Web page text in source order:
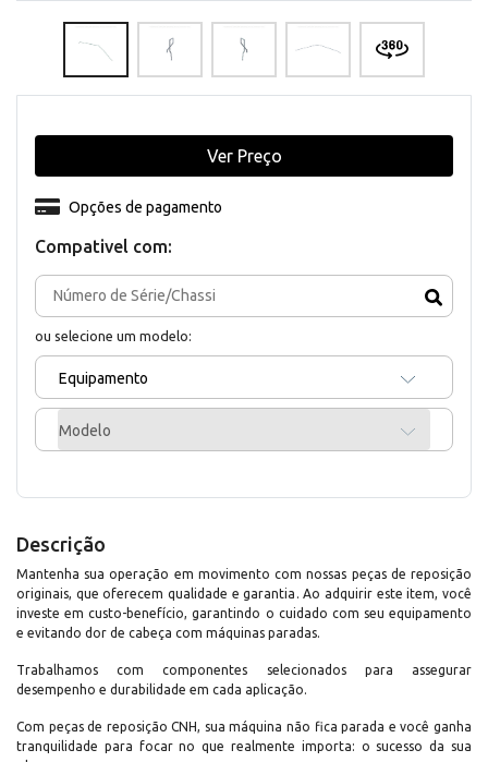
Compativel com:
ou selecione um modelo:
Equipamento
Modelo
Opções de pagamento
Ver Preço
Descrição
Mantenha sua operação em movimento com nossas peças de reposição
originais, que oferecem qualidade e garantia. Ao adquirir este item, você
investe em custo-benefício, garantindo o cuidado com seu equipamento
e evitando dor de cabeça com máquinas paradas.
Trabalhamos com componentes selecionados para assegurar
desempenho e durabilidade em cada aplicação.
Com peças de reposição CNH, sua máquina não fica parada e você ganha
tranquilidade para focar no que realmente importa: o sucesso da sua